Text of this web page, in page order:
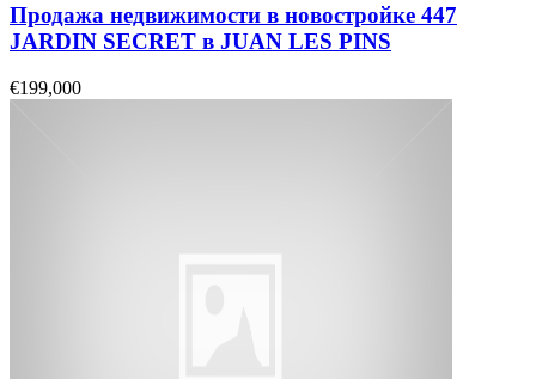
Продажа недвижимости в новостройке 447
JARDIN SECRET в JUAN LES PINS
€199,000